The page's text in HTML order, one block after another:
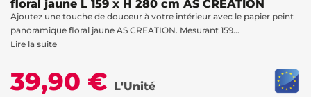
floral jaune L 159 x H 280 cm AS CREATION
Ajoutez une touche de douceur à votre intérieur avec le papier peint
panoramique floral jaune AS CREATION. Mesurant 159...
Lire la suite
39,90 € L'Unité